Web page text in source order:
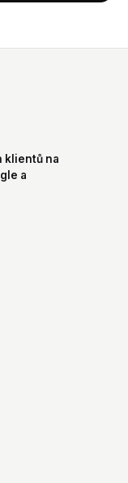
klientů na
a